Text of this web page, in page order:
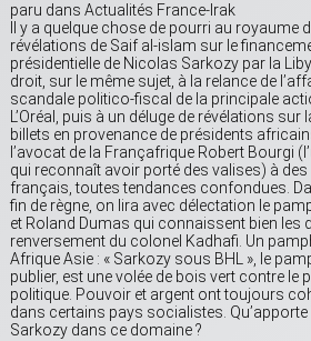
paru dans Actualités France-Irak
Il y a quelque chose de pourri au royaume
révélations de Saif al-islam sur le
présidentielle de Nicolas Sarkozy par la
droit, sur le même sujet, à la relance de
scandale politico-fiscal de la principale
L’Oréal, puis à un déluge de révélations
billets en provenance de présidents
l’avocat de la Françafrique Robert Bourgi
qui reconnaît avoir porté des valises) à
français, toutes tendances confondues.
fin de règne, on lira avec délectation le
et Roland Dumas qui connaissent bien les
renversement du colonel Kadhafi. Un
Afrique Asie : « Sarkozy sous BHL », le
publier, est une volée de bois vert contre le
politique. Pouvoir et argent ont toujours
dans certains pays socialistes.
Sarkozy dans ce domaine ?